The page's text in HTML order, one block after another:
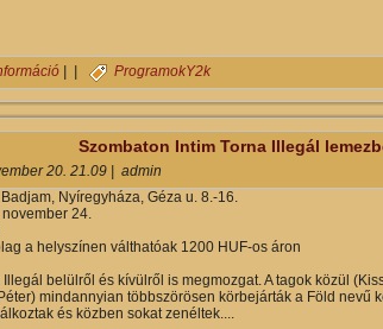
Alvin és a Mókusok lemezbemutató koncert az
ProgramokY2k
Szombaton Intim Torna Illegál
20. 21.09
admin
Nyíregyháza, Géza u. 8.-16.
24.
a helyszínen válthatóak 1200 HUF-os áron
Illegál belülről és kívülről is megmozgat. A tagok közül
mindannyian többszörösen körbejárták a Föld nevű
és közben sokat zenéltek....